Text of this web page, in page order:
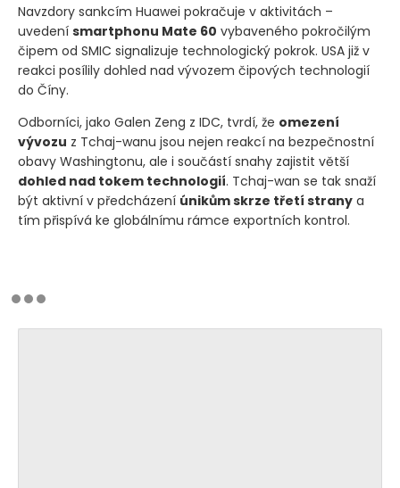
Navzdory sankcím Huawei pokračuje v aktivitách –
uvedení smartphonu Mate 60 vybaveného pokročilým
čipem od SMIC signalizuje technologický pokrok. USA již v
reakci posílily dohled nad vývozem čipových technologií
do Číny.
Odborníci, jako Galen Zeng z IDC, tvrdí, že omezení
vývozu z Tchaj-wanu jsou nejen reakcí na bezpečnostní
obavy Washingtonu, ale i součástí snahy zajistit větší
dohled nad tokem technologií. Tchaj-wan se tak snaží
být aktivní v předcházení únikům skrze třetí strany a
tím přispívá ke globálnímu rámce exportních kontrol.